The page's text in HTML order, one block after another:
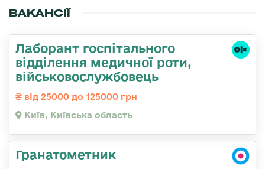
ВАКАНСІЇ
Лаборант госпітального
відділення медичної роти,
військовослужбовець
від 25000 до 125000 грн
Київ, Київська область
Гранатометник